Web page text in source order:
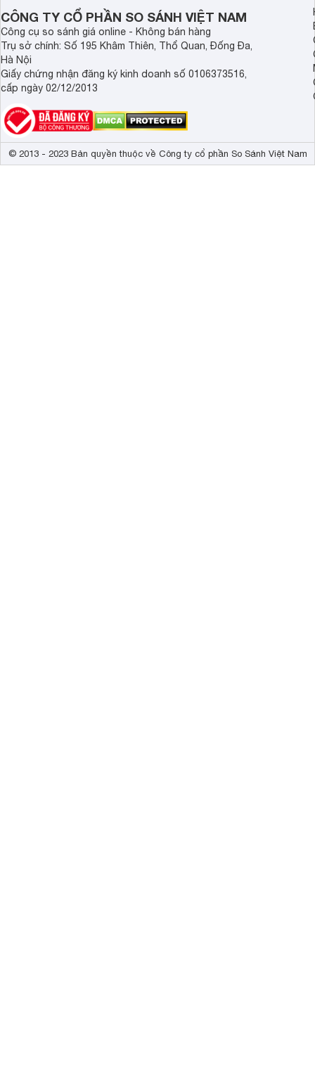
bát cao cấp.
CÔNG TY CỔ PHẦN SO SÁNH VIỆT NAM
Công cụ so sánh giá online - Không bán hàng
Trụ sở chính: Số 195 Khâm Thiên, Thổ Quan, Đống Đa,
Hà Nội
Giấy chứng nhận đăng ký kinh doanh số 0106373516,
cấp ngày 02/12/2013
© 2013 - 2023 Bản quyền thuộc về Công ty cổ phần So Sánh Việt Nam